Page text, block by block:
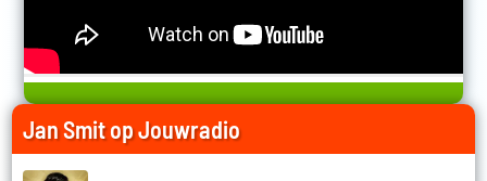
Jan Smit op Jouwradio